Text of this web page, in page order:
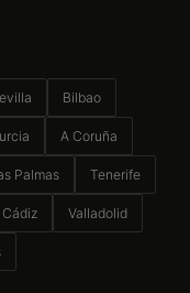
Bilbao
A Coruña
Palmas Tenerife
Cádiz Valladolid